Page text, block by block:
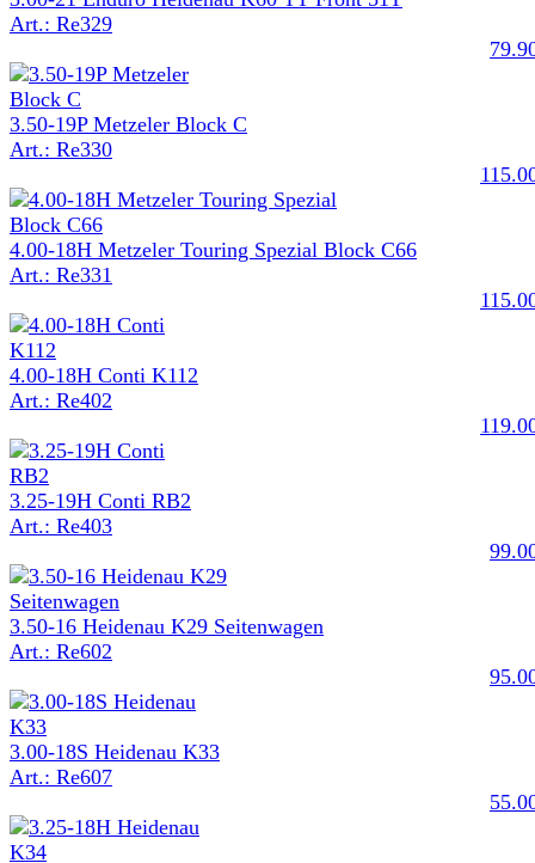
Art.: Re329
3.50-19P Metzeler Block C
Art.: Re330
4.00-18H Metzeler Touring Spezial Block C66
Art.: Re331
4.00-18H Conti K112
Art.: Re402
3.25-19H Conti RB2
Art.: Re403
3.50-16 Heidenau K29 Seitenwagen
Art.: Re602
3.00-18S Heidenau K33
Art.: Re607